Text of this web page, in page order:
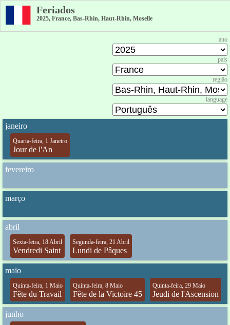
Feriados
2025, France, Bas-Rhin, Haut-Rhin, Moselle
ano
país
região
language
janeiro
Quarta-feira, 1 Janeiro
Jour de l'An
fevereiro
março
abril
Sexta-feira, 18 Abril
Vendredi Saint
Segunda-feira, 21 Abril
Lundi de Pâques
maio
Quinta-feira, 1 Maio
Fête du Travail
Quinta-feira, 8 Maio
Fête de la Victoire 45
Quinta-feira, 29 Maio
Jeudi de l'Ascension
junho